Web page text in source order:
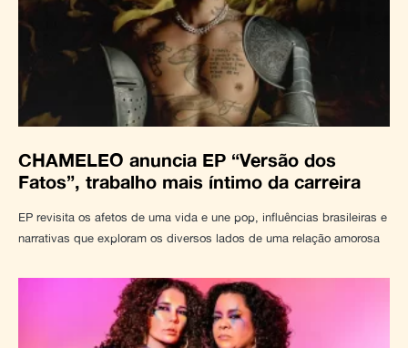
CHAMELEO anuncia EP “Versão dos
Fatos”, trabalho mais íntimo da carreira
EP revisita os afetos de uma vida e une pop, influências brasileiras e
narrativas que exploram os diversos lados de uma relação amorosa